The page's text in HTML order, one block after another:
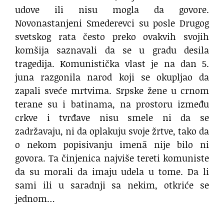
udove ili nisu mogla da govore.
Novonastanjeni Smederevci su posle Drugog
svetskog rata često preko ovakvih svojih
komšija saznavali da se u gradu desila
tragedija. Komunistička vlast je na dan 5.
juna razgonila narod koji se okupljao da
zapali sveće mrtvima. Srpske žene u crnom
terane su i batinama, na prostoru između
crkve i tvrđave nisu smele ni da se
zadržavaju, ni da oplakuju svoje žrtve, tako da
o nekom popisivanju imenā nije bilo ni
govora. Ta činjenica najviše tereti komuniste
da su morali da imaju udela u tome. Da li
sami ili u saradnji sa nekim, otkriće se
jednom…